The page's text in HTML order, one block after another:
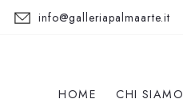
info@galleriapalmaarte.it
HOME CHI SIAMO